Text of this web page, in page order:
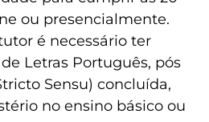
ou presencialmente.
é necessário ter
Letras Português, pós
Sensu) concluída,
no ensino básico ou